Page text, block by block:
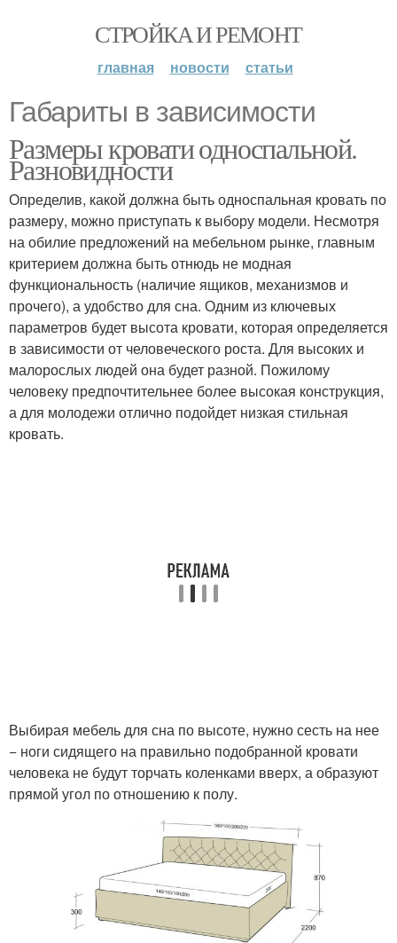
СТРОЙКА И РЕМОНТ
главная новости статьи
Габариты в зависимости
Размеры кровати односпальной.
Разновидности
Определив, какой должна быть односпальная кровать по
размеру, можно приступать к выбору модели. Несмотря
на обилие предложений на мебельном рынке, главным
критерием должна быть отнюдь не модная
функциональность (наличие ящиков, механизмов и
прочего), а удобство для сна. Одним из ключевых
параметров будет высота кровати, которая определяется
в зависимости от человеческого роста. Для высоких и
малорослых людей она будет разной. Пожилому
человеку предпочтительнее более высокая конструкция,
а для молодежи отлично подойдет низкая стильная
кровать.
Выбирая мебель для сна по высоте, нужно сесть на нее
− ноги сидящего на правильно подобранной кровати
человека не будут торчать коленками вверх, а образуют
прямой угол по отношению к полу.